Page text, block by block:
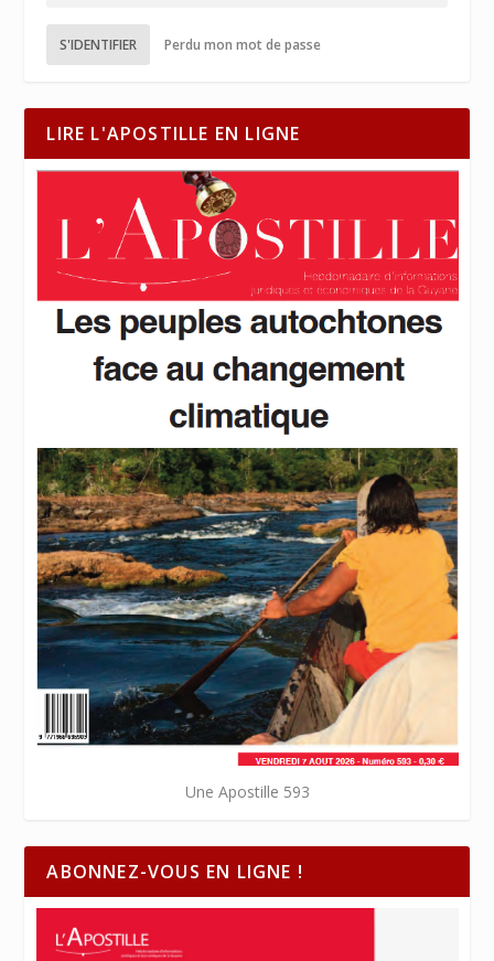
S'IDENTIFIER Perdu mon mot de passe
LIRE L'APOSTILLE EN LIGNE
Une Apostille 593
ABONNEZ-VOUS EN LIGNE !